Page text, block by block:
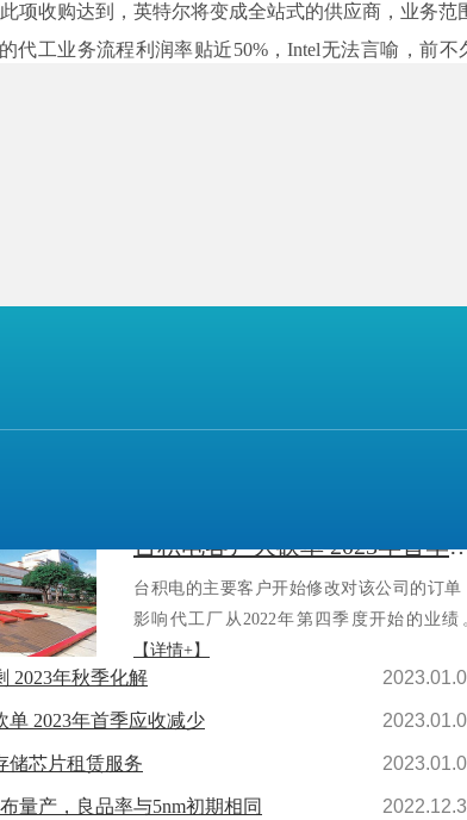
此项收购达到，英特尔将变成全站式的供应商，业务范
代工业务流程利润率贴近50%，Intel无法言喻，前
台积电客户大砍单
台积电的主要客户开始修改对该公司的订单
影响代工厂从2022年第四季度开始的业绩
【详情+】
2023年秋季化解
单 2023年首季应收减少
储芯片租赁服务
量产，良品率与5nm初期相同